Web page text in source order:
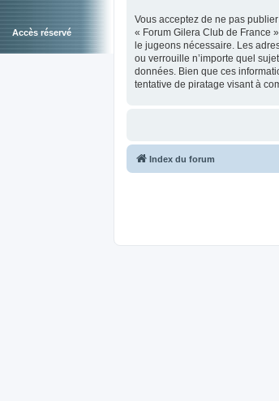
Accès réservé
Vous acceptez de ne pas
« Forum Gilera Club de France
le jugeons nécessaire. Les
ou verrouille n’importe quel
données. Bien que ces
tentative de piratage visant à
Index du forum